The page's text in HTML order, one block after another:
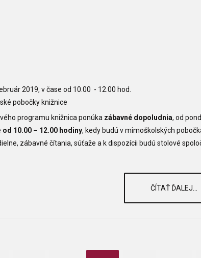
2019, v čase od 10.00 - 12.00 hod.
pobočky knižnice
programu knižnica ponúka zábavné dopoludnia, od
od 10.00 – 12.00 hodiny, kedy budú v mimoškolských
zábavné čítania, súťaže a k dispozícii budú stolové
ČÍTAŤ ĎALEJ...